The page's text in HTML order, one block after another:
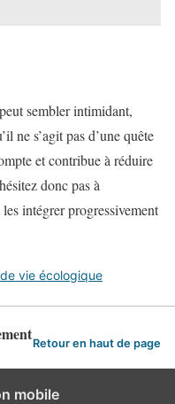
sembler intimidant,
ne s’agit pas d’une quête
et contribue à réduire
donc pas à
intégrer progressivement
vie écologique
Retour en haut de page
mobile